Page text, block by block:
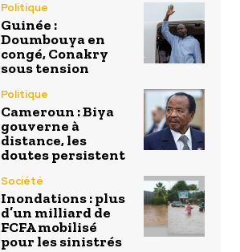
Politique
Guinée :
Doumbouya en
congé, Conakry
sous tension
Politique
Cameroun : Biya
gouverne à
distance, les
doutes persistent
Société
Inondations : plus
d’un milliard de
FCFA mobilisé
pour les sinistrés